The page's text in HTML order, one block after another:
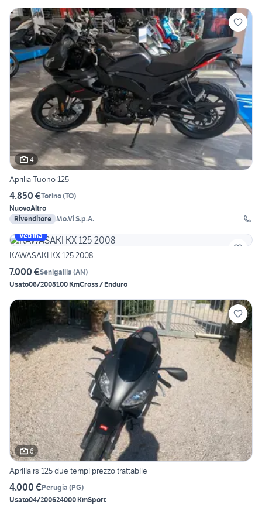
4
Aprilia Tuono 125
4.850 €Torino(TO)
NuovoAltro
Rivenditore Mo.Vi S.p.A.
Vetrina
KAWASAKI KX 125 2008
7.000 €Senigallia (AN)
Usato06/2008100 KmCross / Enduro
6
Aprilia rs 125 due tempi prezzo trattabile
4.000 €Perugia (PG)
Usato04/200624000 KmSport